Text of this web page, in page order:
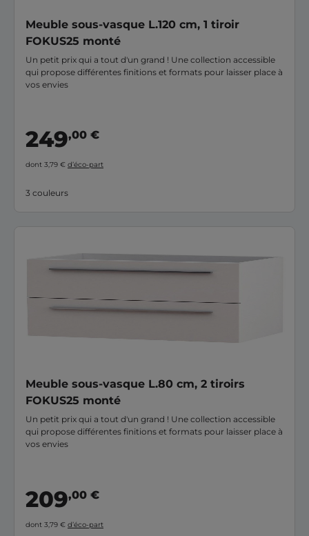
Meuble sous-vasque L.120 cm, 1 tiroir
FOKUS25 monté
Un petit prix qui a tout d'un grand ! Une collection accessible
qui propose différentes finitions et formats pour laisser place à
vos envies
249,00 €
dont 3,79 € d’éco-part
3 couleurs
Meuble sous-vasque L.80 cm, 2 tiroirs
FOKUS25 monté
Un petit prix qui a tout d'un grand ! Une collection accessible
qui propose différentes finitions et formats pour laisser place à
vos envies
209,00 €
dont 3,79 € d’éco-part